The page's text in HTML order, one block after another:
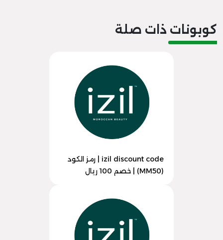
كوبونات ذات صلة
izil discount code | رمز الكود
(MM50) | خصم 100 ريال